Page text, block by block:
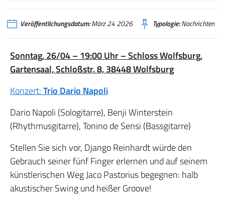
Veröffentlichungsdatum:März 24 2026 Typologie:Nachrichten
Sonntag, 26/04 – 19:00 Uhr – Schloss Wolfsburg,
Gartensaal, Schloßstr. 8, 38448 Wolfsburg
Konzert:Trio Dario Napoli
Dario Napoli (Sologitarre), Benji Winterstein
(Rhythmusgitarre), Tonino de Sensi (Bassgitarre)
Stellen Sie sich vor, Django Reinhardt würde den
Gebrauch seiner fünf Finger erlernen und auf seinem
künstlerischen Weg Jaco Pastorius begegnen: halb
akustischer Swing und heißer Groove!